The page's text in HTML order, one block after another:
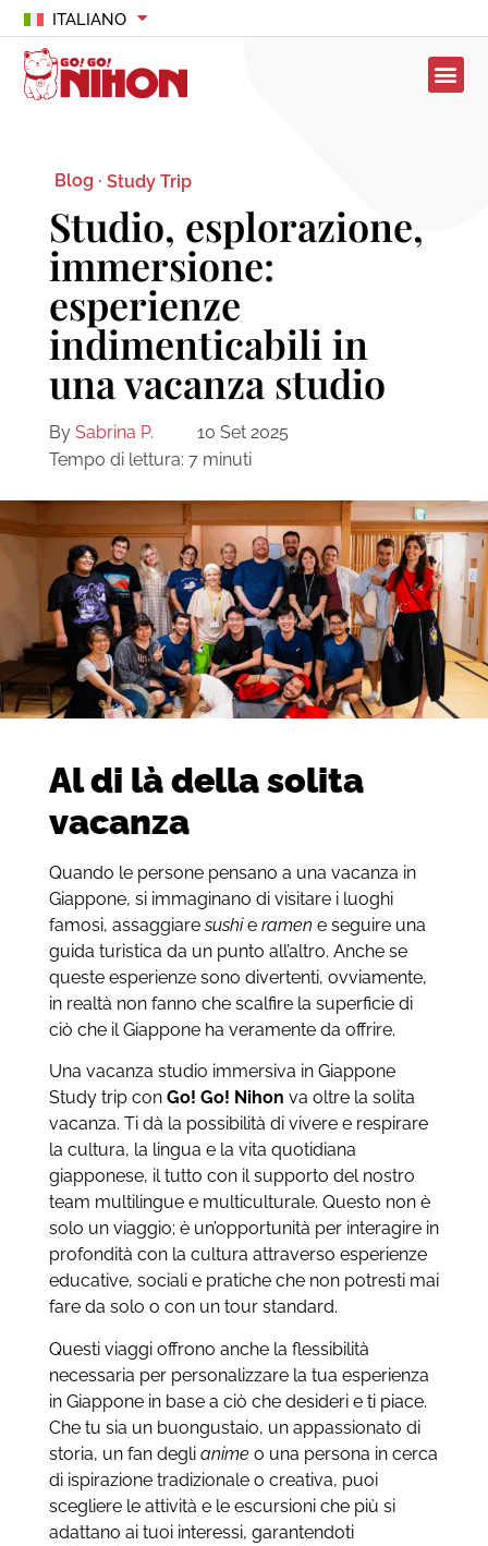
ITALIANO
Blog · Study Trip
Studio, esplorazione,
immersione:
esperienze
indimenticabili in
una vacanza studio
By Sabrina P.
10 Set 2025
Tempo di lettura: 7 minuti
Al di là della solita
vacanza
Quando le persone pensano a una vacanza in
Giappone, si immaginano di visitare i luoghi
famosi, assaggiaresushie ramen e seguire una
guida turistica da un punto all’altro. Anche se
queste esperienze sono divertenti, ovviamente,
in realtà non fanno che scalfire la superficie di
ciò che il Giappone ha veramente da offrire.
Una vacanza studio immersiva in Giappone
Study trip con Go! Go! Nihon va oltre la solita
vacanza. Ti dà la possibilità di vivere e respirare
la cultura, la lingua e la vita quotidiana
giapponese, il tutto con il supporto del nostro
team multilingue e multiculturale. Questo non è
solo un viaggio; è un’opportunità per interagire in
profondità con la cultura attraverso esperienze
educative, sociali e pratiche che non potresti mai
fare da solo o con un tour standard.
Questi viaggi offrono anche la flessibilità
necessaria per personalizzare la tua esperienza
in Giappone in base a ciò che desideri e ti piace.
Che tu sia un buongustaio, un appassionato di
storia, un fan degli anime o una persona in cerca
di ispirazione tradizionale o creativa, puoi
scegliere le attività e le escursioni che più si
adattano ai tuoi interessi, garantendoti